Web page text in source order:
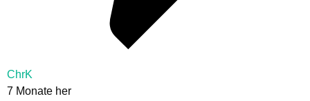
ChrK
7 Monate her